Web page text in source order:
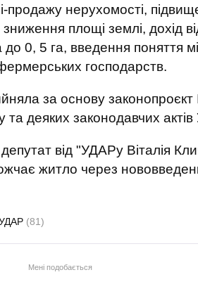
продажу нерухомості,
площі землі, дохід
0, 5 га, введення поняття
господарств.
за основу
деяких законодавчих актів
від "УДАРу Віталія
житло через
(81)
Мені подобається